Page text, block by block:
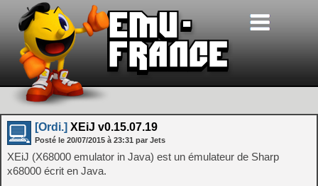
[Ordi.] XEiJ v0.15.07.19
Posté le 20/07/2015 à 23:31 par Jets
XEiJ (X68000 emulator in Java) est un émulateur de Sharp
x68000 écrit en Java.